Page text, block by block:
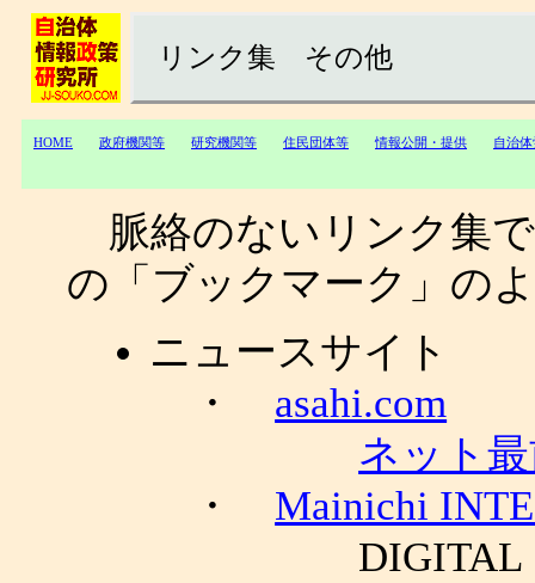
リンク集 その他
HOME 政府機関等 研究機関等 住民団体等 情報公開・提供 自治
脈絡のないリンク集
の「ブックマーク」の
ニュースサイト
・ asahi.com
ネット
・ Mainichi
DIGITALト